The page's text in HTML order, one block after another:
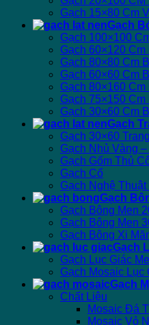
Gạch 15×80 Cm
Gạch
Gạch 100×100
Gạch 60×120 Cm
Gạch 80×80 Cm
Gạch 60×60 Cm
Gạch 80×160 Cm
Gạch 75×150 Cm
Gạch 30×60 Cm
Gạch
Gạch 30×60
Gạch Nhủ Vàng
Gạch Gốm Thủ
Gạch Cổ
Gạch Nghệ Thuật
Gạch
Gạch Bông Men
Gạch Bông Men
Gạch Bông Xi
Gạch
Gạch Lục Giác
Gạch Mosaic Lục
Gạch
Chất Liệu
Mosaic Đá
Mosaic Vỏ